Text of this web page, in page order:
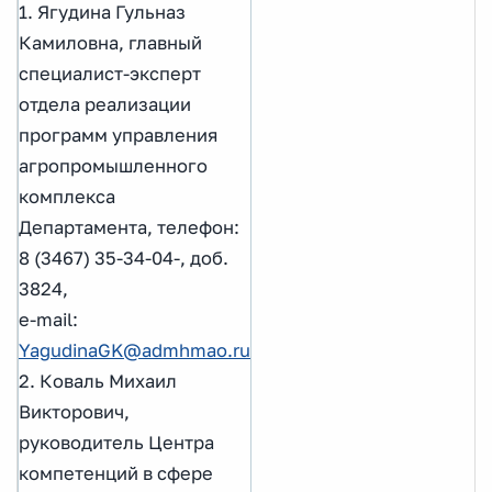
1. Ягудина Гульназ
Камиловна, главный
специалист-эксперт
отдела реализации
программ управления
агропромышленного
комплекса
Департамента, телефон:
8 (3467) 35-34-04-, доб.
3824,
e-mail:
YagudinaGK@admhmao.ru
2. Коваль Михаил
Викторович,
руководитель Центра
компетенций в сфере